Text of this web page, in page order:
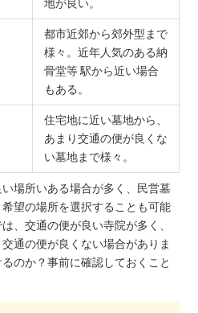
地が良い。
都市近郊から郊外型まで
様々。近年人気のある納
骨堂等 駅から近い場合
もある。
住宅地に近い墓地から、
あまり交通の便が良くな
い墓地まで様々。
場所いある場合が多く、民営墓
望の場所を選択することも可能
、交通の便が良い寺院が多く、
通の便が良くない場合がありま
のか？事前に確認しておくこと